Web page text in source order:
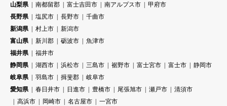
山梨県
南都留郡 富士吉田市 南アルプス市
甲府市
長野県
塩尻市 長野市
千曲市
新潟県
村上市
新潟市
富山県
新川郡 砺波市
魚津市
福井県
福井市
静岡県
湖西市 浜松市 三島市 裾野市 富士宮市 富士市
静岡市
岐阜県
羽島市 揖斐郡
岐阜市
愛知県
春日井市 日進市 豊橋市 尾張旭市 瀬戸市
清須市
高浜市
岡崎市 名古屋市
一宮市